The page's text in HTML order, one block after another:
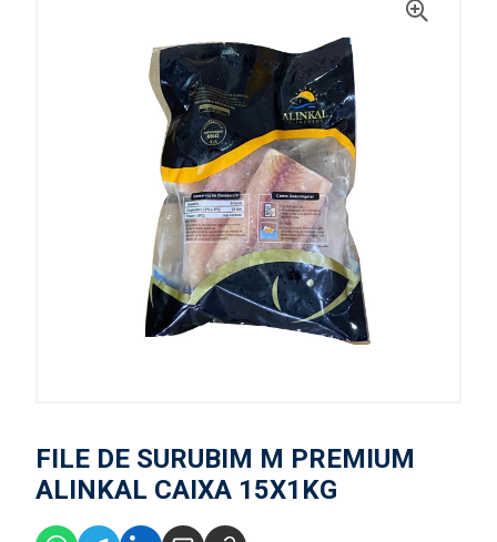
FILE DE SURUBIM M PREMIUM
ALINKAL CAIXA 15X1KG